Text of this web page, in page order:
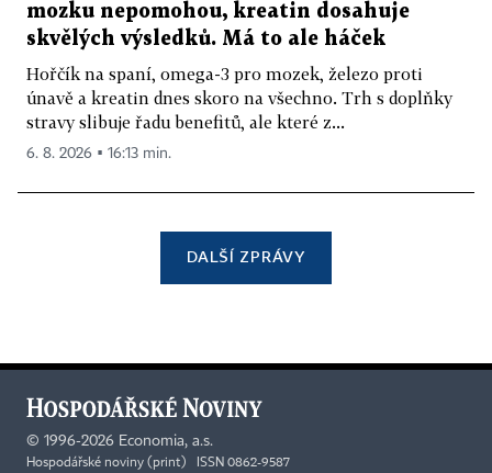
mozku nepomohou, kreatin dosahuje
skvělých výsledků. Má to ale háček
Hořčík na spaní, omega-3 pro mozek, železo proti
únavě a kreatin dnes skoro na všechno. Trh s doplňky
stravy slibuje řadu benefitů, ale které z...
6. 8. 2026 ▪ 16:13 min.
DALŠÍ ZPRÁVY
© 1996-2026 Economia, a.s.
Hospodářské noviny (print) ISSN 0862-9587